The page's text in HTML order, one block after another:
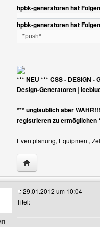
Benutzer-Profile anzeigen
hpbk-generatoren hat
hpbk-generatoren hat
*push*
*** NEU *** CSS - DESIGN -
Design-Generatoren |
*** unglaublich aber
registrieren zu ermöglichen
Eventplanung, Equipment,
Website dieses
29.01.2012 um 10:04
Titel: